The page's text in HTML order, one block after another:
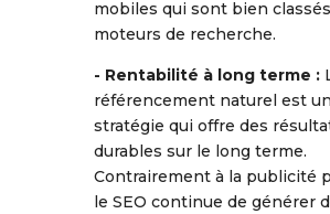
mobiles qui sont bien
moteurs de recherche.
- Rentabilité à long terme :
référencement naturel est
stratégie qui offre des
durables sur le long terme.
Contrairement à la publicité
le SEO continue de générer